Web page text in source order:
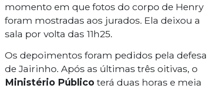
momento em que fotos do corpo de Henry
foram mostradas aos jurados. Ela deixou a
sala por volta das 11h25.
Os depoimentos foram pedidos pela defesa
de Jairinho. Após as últimas três oitivas, o
Ministério Público terá duas horas e meia